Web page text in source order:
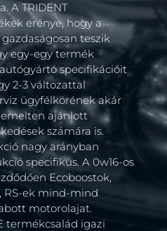
A TRIDENT
erénye, hogy a
teszik
egy-egy termék
specifikációit
2-3 változattal
ügyfélkörének akár
ajánlott
számára is.
nagy arányban
specifikus. A 0w16-os
Ecoboostok,
RS-ek mind-mind
motorolajat.
termékcsalád igazi